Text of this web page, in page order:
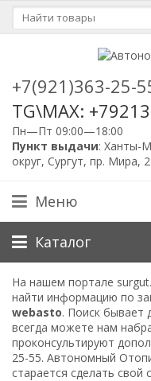
+7(921)363-25-
TG\MAX:
Пн—Пт 09:00—18:00
Пункт выдачи: Ханты-
округ, Сургут, пр. Мира,
Меню
Каталог
На нашем портале
найти информацию по
webasto. Поиск бывает
всегда можете нам
проконсультируют
25-55. Автономный
старается сделать свой